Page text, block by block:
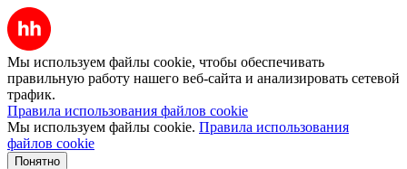
Мы используем файлы cookie, чтобы обеспечивать
правильную работу нашего веб-сайта и анализировать сетевой
трафик.
Правила использования файлов cookie
Мы используем файлы cookie. Правила использования
файлов cookie
Понятно